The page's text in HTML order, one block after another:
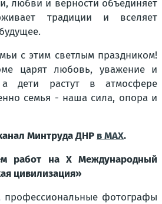
любви и верности объединяет
традиции и вселяет
с этим светлым праздником!
царят любовь, уважение и
а дети растут в атмосфере
семья - наша сила, опора и
Минтруда ДНР в MAX.
работ на Х Международный
цивилизация»
профессиональные фотографы